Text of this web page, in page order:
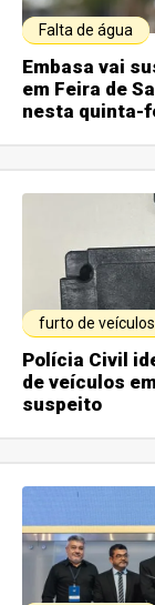
Falta de água
Embasa vai
em Feira de
nesta quinta-
furto de veículos
Polícia Civil
de veículos
suspeito